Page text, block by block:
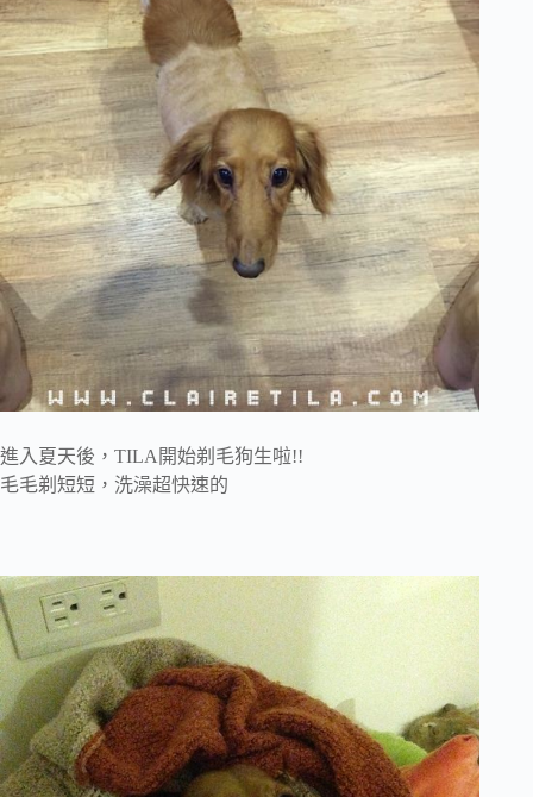
進入夏天後，TILA開始剃毛狗生啦!!
毛毛剃短短，洗澡超快速的